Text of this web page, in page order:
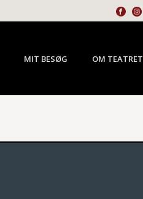
MIT BESØG OM TEATRET